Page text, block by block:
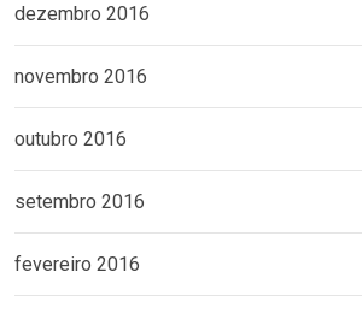
dezembro 2016
novembro 2016
outubro 2016
setembro 2016
fevereiro 2016